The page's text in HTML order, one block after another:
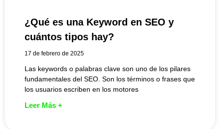
¿Qué es una Keyword en SEO y
cuántos tipos hay?
17 de febrero de 2025
Las keywords o palabras clave son uno de los pilares
fundamentales del SEO. Son los términos o frases que
los usuarios escriben en los motores
Leer Más +